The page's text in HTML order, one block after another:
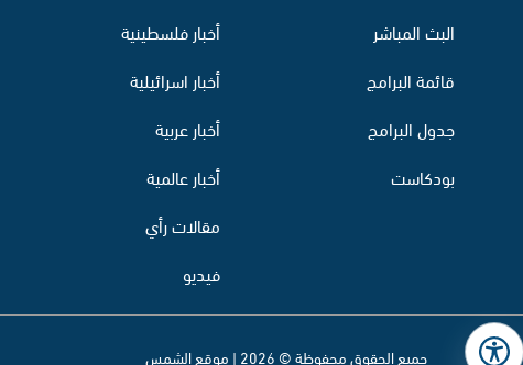
البث المباشر
قائمة البرامج
جدول البرامج
بودكاست
أخبار فلسطينية
أخبار اسرائيلية
أخبار عربية
أخبار عالمية
مقالات رأي
فيديو
جميع الحقوق محفوظة © 2026 | موقع الشمس